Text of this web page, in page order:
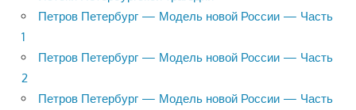
Петров Петербург — Модель новой России — Часть
1
Петров Петербург — Модель новой России — Часть
2
Петров Петербург — Модель новой России — Часть